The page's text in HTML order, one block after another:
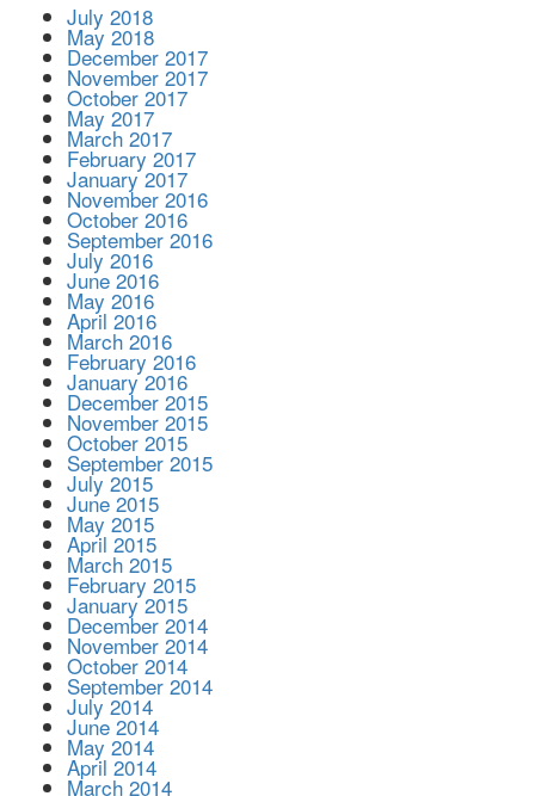
July 2018
May 2018
December 2017
November 2017
October 2017
May 2017
March 2017
February 2017
January 2017
November 2016
October 2016
September 2016
July 2016
June 2016
May 2016
April 2016
March 2016
February 2016
January 2016
December 2015
November 2015
October 2015
September 2015
July 2015
June 2015
May 2015
April 2015
March 2015
February 2015
January 2015
December 2014
November 2014
October 2014
September 2014
July 2014
June 2014
May 2014
April 2014
March 2014